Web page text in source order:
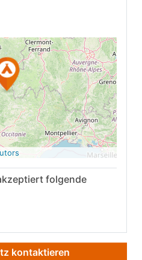
Maps
folgende
kontaktieren